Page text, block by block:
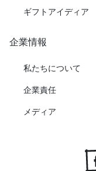
ギフトアイディア
企業情報
私たちについて
企業責任
メディア